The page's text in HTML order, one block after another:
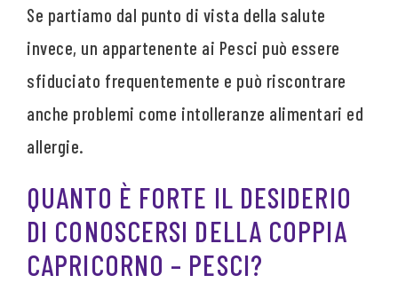
Se partiamo dal punto di vista della salute
invece, un appartenente ai Pesci può essere
sfiduciato frequentemente e può riscontrare
anche problemi come intolleranze alimentari ed
allergie.
QUANTO È FORTE IL DESIDERIO
DI CONOSCERSI DELLA COPPIA
CAPRICORNO – PESCI?